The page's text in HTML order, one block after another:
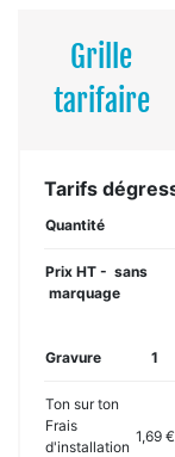
Grille
tarifaire
Tarifs
Quantité
Prix HT - sans
marquage
Gravure 1
Ton sur ton
Frais
d'installation
1,69 €